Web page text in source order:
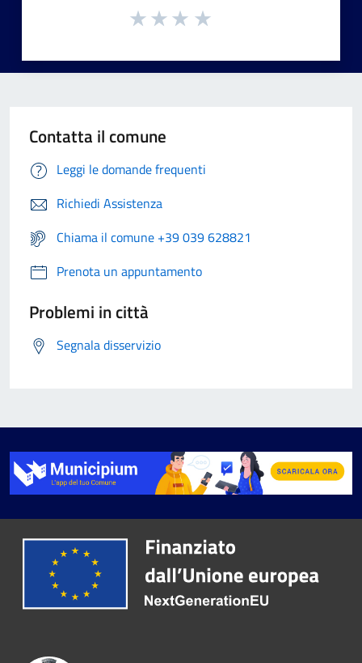
Contatta il comune
Leggi le domande frequenti
Richiedi Assistenza
Chiama il comune +39 039 628821
Prenota un appuntamento
Problemi in città
Segnala disservizio